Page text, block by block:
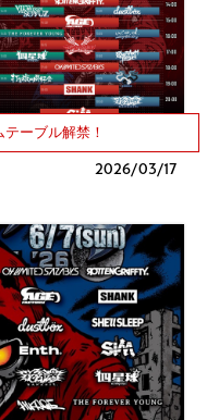
ーブル解禁！
2026/03/17